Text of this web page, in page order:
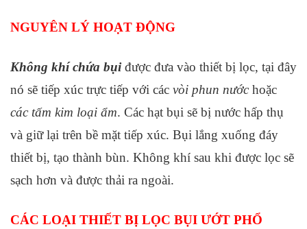
NGUYÊN LÝ HOẠT ĐỘNG
Không khí chứa bụiđược đưa vào thiết bị lọc, tại đây
nó sẽ tiếp xúc trực tiếp với các vòi phun nước hoặc
các tấm kim loại ẩm. Các hạt bụi sẽ bị nước hấp thụ
và giữ lại trên bề mặt tiếp xúc. Bụi lắng xuống đáy
thiết bị, tạo thành bùn. Không khí sau khi được lọc sẽ
sạch hơn và được thải ra ngoài.
CÁC LOẠI THIẾT BỊ LỌC BỤI ƯỚT PHỔ